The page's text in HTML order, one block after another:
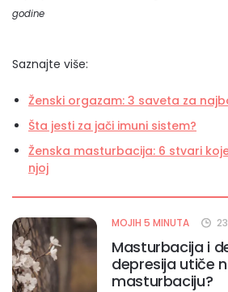
godine
Saznajte više:
Ženski orgazam: 3 saveta za
Šta jesti za jači imuni sistem?
Ženska masturbacija: 6 stvari
njoj
MOJIH 5 MINUTA
Masturbacija i
depresija utiče
masturbaciju?